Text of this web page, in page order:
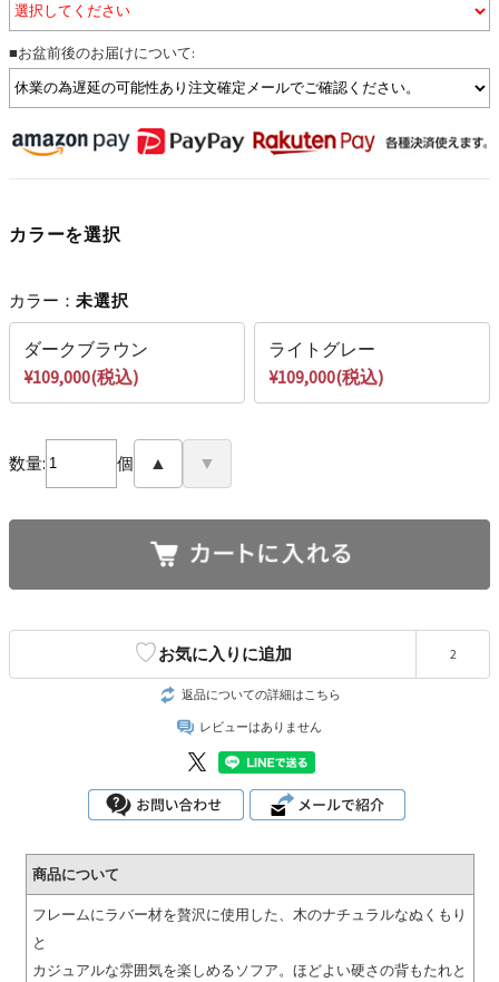
■お盆前後のお届けについて:
カラーを選択
カラー： 未選択
ダークブラウン
¥109,000(税込)
ライトグレー
¥109,000(税込)
数量: 個 ▲ ▼
♡お気に入りに追加 2
返品についての詳細はこちら
レビューはありません
商品について
フレームにラバー材を贅沢に使用した、木のナチュラルなぬくもり
と
カジュアルな雰囲気を楽しめるソフア。ほどよい硬さの背もたれと